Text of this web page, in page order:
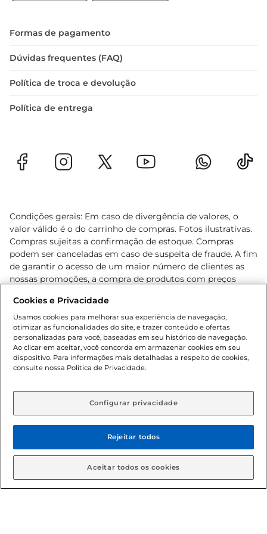
escolher a quantidade ideal para sua necessidade.
armazenamento, mantendo a qualidade do
Formas de pagamento
Dúvidas frequentes (FAQ)
Política de troca e devolução
Política de entrega
Condições gerais: Em caso de divergência de valores, o
valor válido é o do carrinho de compras. Fotos ilustrativas.
Compras sujeitas a confirmação de estoque. Compras
podem ser canceladas em caso de suspeita de fraude. A fim
de garantir o acesso de um maior número de clientes as
nossas promoções, a compra de produtos com preços
cliente. Os preços, ofertas e condições são exclusivos para
o e-commerce e válidos durante o dia de hoje, podendo
sofrer alterações sem prévia notificação. Proibida a venda
de bebidas alcoólicas para menores de 18 anos, conforme
Lei n.º 8069/90, art. 81, inciso II (Estatuto da Criança e do
Adolescente). Preços e condições exclusivos para o
aviso prévio. O valor mínimo para as compras on-line é de
© 2026 Copyright. Todos os direitos
reservados Gbarbosa.
Cookies e Privacidade
Usamos cookies para melhorar sua experiência de navegação,
otimizar as funcionalidades do site, e trazer conteúdo e ofertas
personalizadas para você, baseadas em seu histórico de navegação.
Ao clicar em aceitar, você concorda em armazenar cookies em seu
dispositivo. Para informações mais detalhadas a respeito de cookies,
consulte nossa Política de Privacidade.
Configurar privacidade
Rejeitar todos
Aceitar todos os cookies